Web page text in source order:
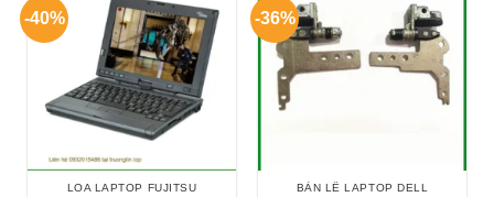
-40%
LOA LAPTOP FUJITSU
-36%
BẢN LỀ LAPTOP DELL